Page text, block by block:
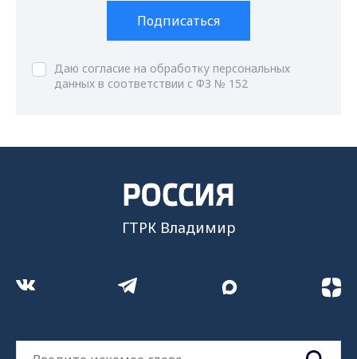
Подписаться
Даю согласие на обработку персональных
данных в соответствии с ФЗ № 152
ГТРК Владимир